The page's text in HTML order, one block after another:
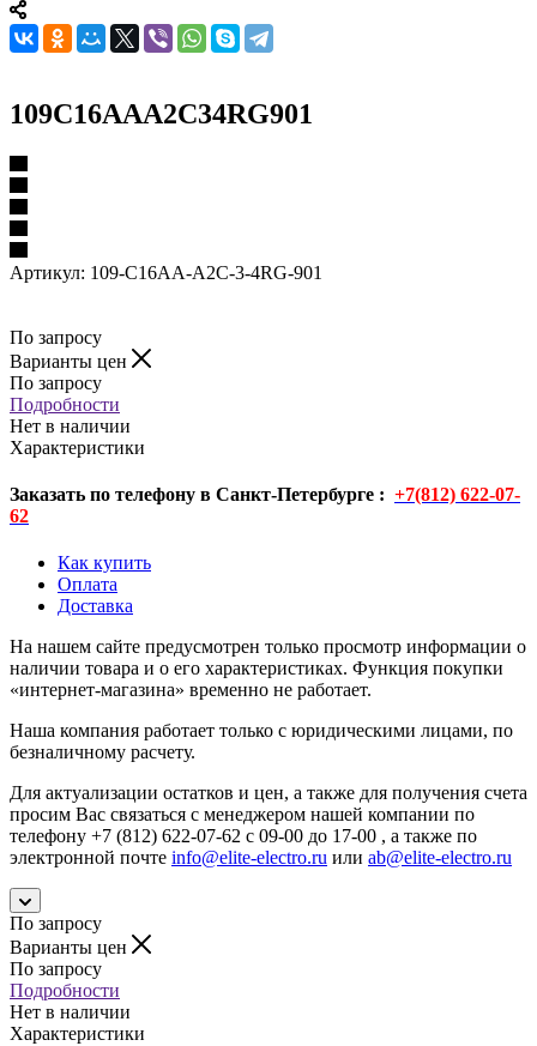
109C16AAA2C34RG901
Артикул: 109-C16AA-A2C-3-4RG-901
По запросу
Варианты цен
По запросу
Подробности
Нет в наличии
Характеристики
Заказать по телефону в Санкт-Петербурге : +7(812) 622-07-
62
Как купить
Оплата
Доставка
На нашем сайте предусмотрен только просмотр информации о
наличии товара и о его характеристиках. Функция покупки
«интернет-магазина» временно не работает.
Наша компания работает только с юридическими лицами, по
безналичному расчету.
Для актуализации остатков и цен, а также для получения счета
просим Вас связаться с менеджером нашей компании по
телефону +7 (812) 622-07-62 с 09-00 до 17-00 , а также по
электронной почте info@elite-electro.ru или ab@elite-electro.ru
По запросу
Варианты цен
По запросу
Подробности
Нет в наличии
Характеристики